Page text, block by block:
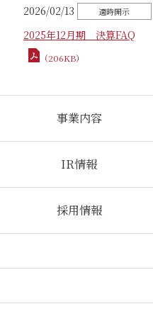
2026/02/13
2025年12月期 決算FAQ
（206KB）
事業内容
IR情報
採用情報